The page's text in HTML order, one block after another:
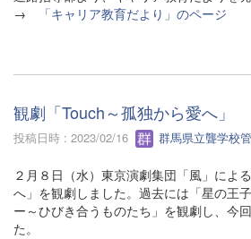
→
「キャリア教育だより」のページ
観劇「Touch～孤独から愛へ」
投稿日時 : 2023/02/16 群馬県立聾学校
２月８日（水）東京演劇集団「風」によ
へ」を観劇しました。過去には「星の王
ー～ひびき合うものたち」を観劇し、今
た。